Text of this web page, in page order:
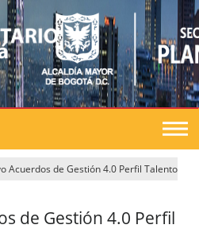
Acuerdos de Gestión 4.0 Perfil Talento
de Gestión 4.0 Perfil